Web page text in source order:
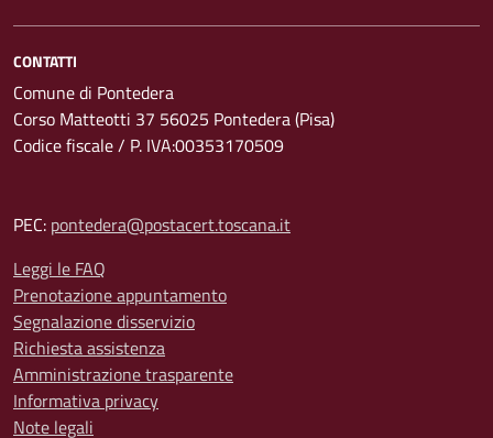
CONTATTI
Comune di Pontedera
Corso Matteotti 37 56025 Pontedera (Pisa)
Codice fiscale / P. IVA:00353170509
PEC: pontedera@postacert.toscana.it
Leggi le FAQ
Prenotazione appuntamento
Segnalazione disservizio
Richiesta assistenza
Amministrazione trasparente
Informativa privacy
Note legali